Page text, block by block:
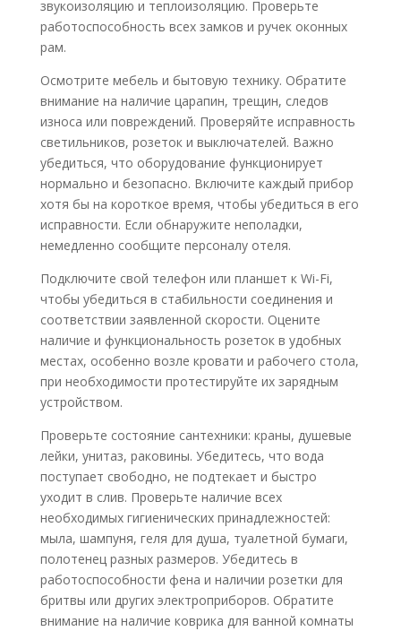
звукоизоляцию и теплоизоляцию. Проверьте
работоспособность всех замков и ручек оконных
рам.
Осмотрите мебель и бытовую технику. Обратите
внимание на наличие царапин, трещин, следов
износа или повреждений. Проверяйте исправность
светильников, розеток и выключателей. Важно
убедиться, что оборудование функционирует
нормально и безопасно. Включите каждый прибор
хотя бы на короткое время, чтобы убедиться в его
исправности. Если обнаружите неполадки,
немедленно сообщите персоналу отеля.
Подключите свой телефон или планшет к Wi-Fi,
чтобы убедиться в стабильности соединения и
соответствии заявленной скорости. Оцените
наличие и функциональность розеток в удобных
местах, особенно возле кровати и рабочего стола,
при необходимости протестируйте их зарядным
устройством.
Проверьте состояние сантехники: краны, душевые
лейки, унитаз, раковины. Убедитесь, что вода
поступает свободно, не подтекает и быстро
уходит в слив. Проверьте наличие всех
необходимых гигиенических принадлежностей:
мыла, шампуня, геля для душа, туалетной бумаги,
полотенец разных размеров. Убедитесь в
работоспособности фена и наличии розетки для
бритвы или других электроприборов. Обратите
внимание на наличие коврика для ванной комнаты